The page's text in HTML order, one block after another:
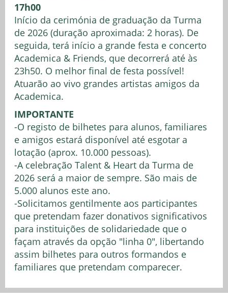
17h00
Início da cerimónia de graduação da Turma
de 2026 (duração aproximada: 2 horas). De
seguida, terá início a grande festa e concerto
Academica & Friends, que decorrerá até às
23h50. O melhor final de festa possível!
Atuarão ao vivo grandes artistas amigos da
Academica.
IMPORTANTE
-O registo de bilhetes para alunos, familiares
e amigos estará disponível até esgotar a
lotação (aprox. 10.000 pessoas).
-A celebração Talent & Heart da Turma de
2026 será a maior de sempre. São mais de
5.000 alunos este ano.
-Solicitamos gentilmente aos participantes
que pretendam fazer donativos significativos
para instituições de solidariedade que o
façam através da opção "linha 0", libertando
assim bilhetes para outros formandos e
familiares que pretendam comparecer.